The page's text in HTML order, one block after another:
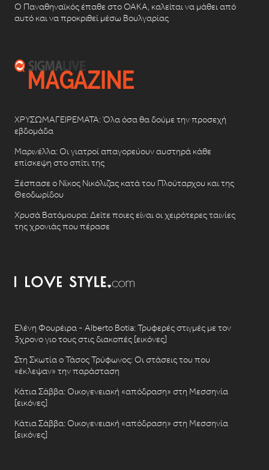
Ο Παναθηναϊκός έπαθε στο ΟΑΚΑ, καλείται να μάθει από
αυτό και να προκριθεί μέσω Βουλγαρίας
ΧΡΥΣΩΜΑΓΕΙΡΕΜΑΤΑ: Όλα όσα θα δούμε την προσεχή
εβδομάδα
Μαρινέλλα: Οι γιατροί απαγορεύουν αυστηρά κάθε
επίσκεψη στο σπίτι της
Ξέσπασε ο Νίκος Νικόλιζας κατά του Πλούταρχου και της
Θεοδωρίδου
Χρυσά Βατόμουρα: Δείτε ποιες είναι οι χειρότερες ταινίες
της χρονιάς που πέρασε
Ελένη Φουρέιρα - Alberto Botia: Τρυφερές στιγμές με τον
3χρονο γιο τους στις διακοπές [εικόνες]
Στη Σκωτία ο Τάσος Τρύφωνος: Οι στάσεις του που
«έκλεψαν» την παράσταση
Κάτια Σάββα: Οικογενειακή «απόδραση» στη Μεσσηνία
[εικόνες]
Κάτια Σάββα: Οικογενειακή «απόδραση» στη Μεσσηνία
[εικόνες]